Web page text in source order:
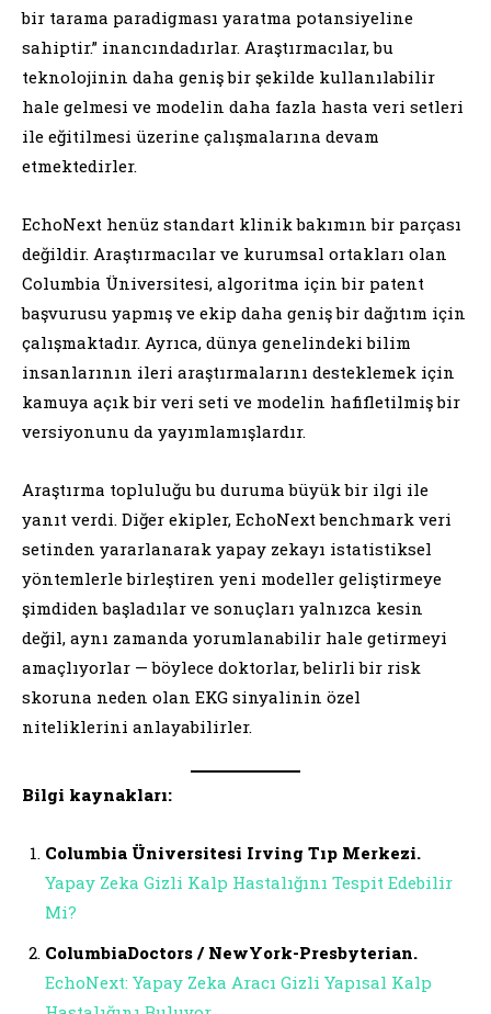
bir tarama paradigması yaratma potansiyeline
sahiptir.” inancındadırlar. Araştırmacılar, bu
teknolojinin daha geniş bir şekilde kullanılabilir
hale gelmesi ve modelin daha fazla hasta veri setleri
ile eğitilmesi üzerine çalışmalarına devam
etmektedirler.
EchoNext henüz standart klinik bakımın bir parçası
değildir. Araştırmacılar ve kurumsal ortakları olan
Columbia Üniversitesi, algoritma için bir patent
başvurusu yapmış ve ekip daha geniş bir dağıtım için
çalışmaktadır. Ayrıca, dünya genelindeki bilim
insanlarının ileri araştırmalarını desteklemek için
kamuya açık bir veri seti ve modelin hafifletilmiş bir
versiyonunu da yayımlamışlardır.
Araştırma topluluğu bu duruma büyük bir ilgi ile
yanıt verdi. Diğer ekipler, EchoNext benchmark veri
setinden yararlanarak yapay zekayı istatistiksel
yöntemlerle birleştiren yeni modeller geliştirmeye
şimdiden başladılar ve sonuçları yalnızca kesin
değil, aynı zamanda yorumlanabilir hale getirmeyi
amaçlıyorlar — böylece doktorlar, belirli bir risk
skoruna neden olan EKG sinyalinin özel
niteliklerini anlayabilirler.
Bilgi kaynakları:
Columbia Üniversitesi Irving Tıp Merkezi.
Yapay Zeka Gizli Kalp Hastalığını Tespit Edebilir
Mi?
ColumbiaDoctors / NewYork-Presbyterian.
EchoNext: Yapay Zeka Aracı Gizli Yapısal Kalp